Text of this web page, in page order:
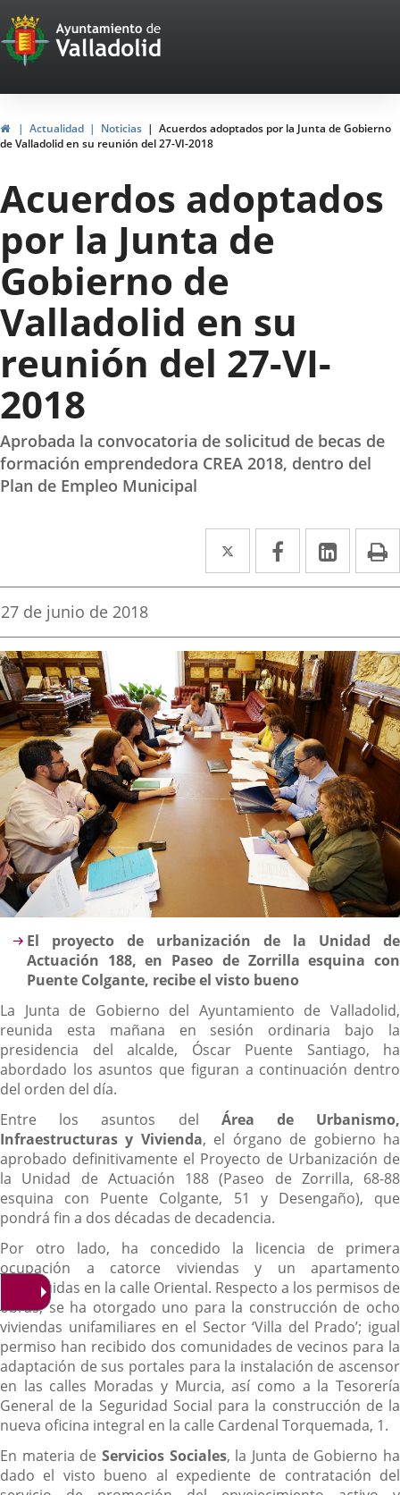
Portal
Web
del
Ayuntamiento
de
Valladolid
InicioActualidad Noticias
Acuerdos adoptados por la Junta de Gobierno
de Valladolid en su reunión del 27-VI-2018
Acuerdos adoptados
por la Junta de
Gobierno de
Valladolid en su
reunión del 27-VI-
2018
Aprobada la convocatoria de solicitud de becas de
formación emprendedora CREA 2018, dentro del
Plan de Empleo Municipal
Twitter
Enlace
a
aplicación
externa.
Facebook
Enlace
a
aplicación
externa.
Enlace
a
Fecha
la
noticia
27 de junio de 2018
Descripción
El proyecto de urbanización de la Unidad de
Actuación 188, en Paseo de Zorrilla esquina con
Puente Colgante, recibe el visto bueno
La Junta de Gobierno del Ayuntamiento de Valladolid,
reunida esta mañana en sesión ordinaria bajo la
presidencia del alcalde, Óscar Puente Santiago, ha
abordado los asuntos que figuran a continuación dentro
del orden del día.
Entre los asuntos del Área de Urbanismo,
Infraestructuras y Vivienda, el órgano de gobierno ha
aprobado definitivamente el Proyecto de Urbanización de
la Unidad de Actuación 188 (Paseo de Zorrilla, 68-88
esquina con Puente Colgante, 51 y Desengaño), que
pondrá fin a dos décadas de decadencia.
Por otro lado, ha concedido la licencia de primera
ocupación a catorce viviendas y un apartamento
construidas en la calle Oriental. Respecto a los permisos de
obras, se ha otorgado uno para la construcción de ocho
viviendas unifamiliares en el Sector ‘Villa del Prado’; igual
permiso han recibido dos comunidades de vecinos para la
adaptación de sus portales para la instalación de ascensor
en las calles Moradas y Murcia, así como a la Tesorería
General de la Seguridad Social para la construcción de la
nueva oficina integral en la calle Cardenal Torquemada, 1.
En materia de Servicios Sociales, la Junta de Gobierno ha
dado el visto bueno al expediente de contratación del